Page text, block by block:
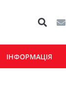
ІНФОРМАЦІЯ